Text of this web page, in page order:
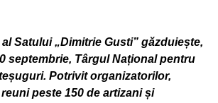
Satului „Dimitrie Gusti” găzduiește,
septembrie, Târgul Național pentru
Potrivit organizatorilor,
peste 150 de artizani și